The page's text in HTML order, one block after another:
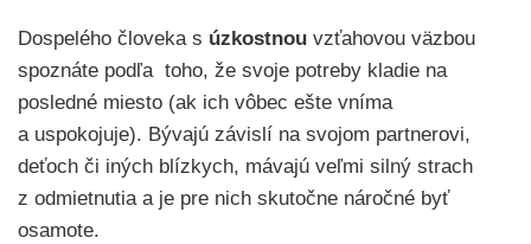
Dospelého človeka s úzkostnou vzťahovou väzbou
spoznáte podľa toho, že svoje potreby kladie na
posledné miesto (ak ich vôbec ešte vníma
a uspokojuje). Bývajú závislí na svojom partnerovi,
deťoch či iných blízkych, mávajú veľmi silný strach
z odmietnutia a je pre nich skutočne náročné byť
osamote.